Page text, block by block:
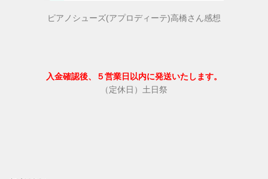
ピアノシューズ(アプロディーテ)高橋さん感想
入金確認後、５営業日以内に発送いたします。
（定休日）土日祭